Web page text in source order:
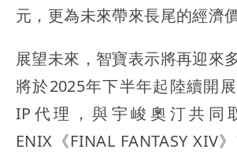
元，更為未來帶來長尾的經濟價
展望未來，智寶表示將再迎來
將於2025年下半年起陸續開
IP代理，與宇峻奧汀共同
ENIX《FINAL FANTASY XIV